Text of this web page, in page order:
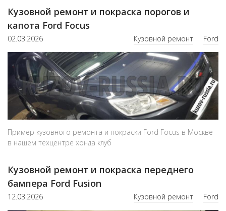
Кузовной ремонт и покраска порогов и
капота Ford Focus
02.03.2026 Кузовной ремонт Ford
Пример кузовного ремонта и покраски Ford Focus в Москве
в нашем техцентре хонда клуб
Кузовной ремонт и покраска переднего
бампера Ford Fusion
12.03.2026 Кузовной ремонт Ford